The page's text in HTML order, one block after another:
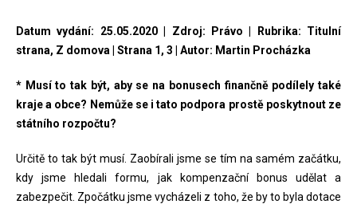
Datum vydání: 25.05.2020 | Zdroj: Právo | Rubrika: Titulní
strana, Z domova | Strana 1, 3 | Autor: Martin Procházka
* Musí to tak být, aby se na bonusech finančně podílely také
kraje a obce? Nemůže se i tato podpora prostě poskytnout ze
státního rozpočtu?
Určitě to tak být musí. Zaobírali jsme se tím na samém začátku,
kdy jsme hledali formu, jak kompenzační bonus udělat a
zabezpečit. Zpočátku jsme vycházeli z toho, že by to byla dotace